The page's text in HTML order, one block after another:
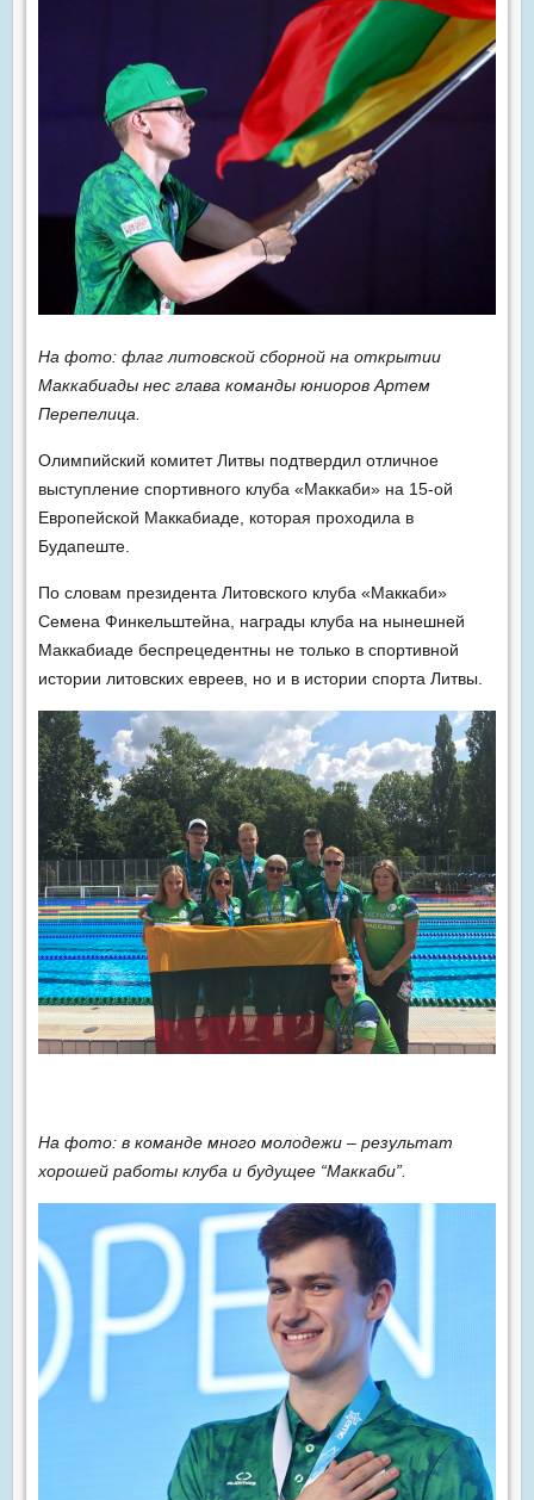
На фото: флаг литовской сборной на открытии
Маккабиады нес глава команды юниоров Артем
Перепелица.
Олимпийский комитет Литвы подтвердил отличное
выступление спортивного клуба «Маккаби» на 15-ой
Европейской Маккабиаде, которая проходила в
Будапеште.
По словам президента Литовского клуба «Маккаби»
Семена Финкельштейна, награды клуба на нынешней
Маккабиаде беспрецедентны не только в спортивной
истории литовских евреев, но и в истории спорта Литвы.
На фото: в команде много молодежи – результат
хорошей работы клуба и будущее “Маккаби”.